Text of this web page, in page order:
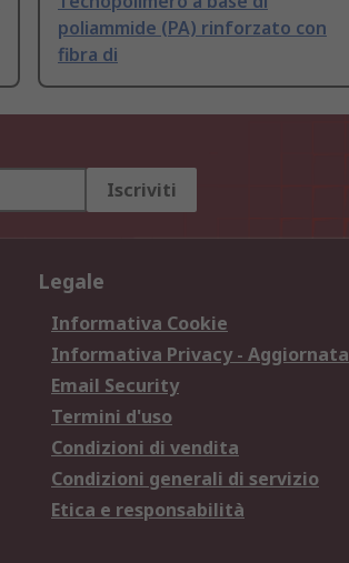
poliammide (PA) rinforzato con
fibra di
Iscriviti
Legale
Informativa Cookie
Informativa Privacy - Aggiornata
Email Security
Termini d'uso
Condizioni di vendita
Condizioni generali di servizio
Etica e responsabilità